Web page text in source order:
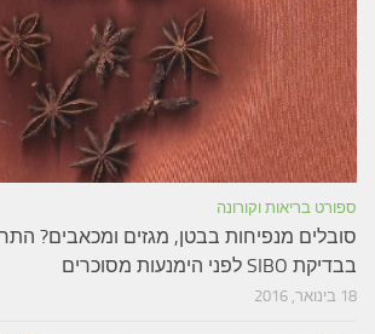
ספורט בריאות וקורונה
סובלים מנפיחות בבטן, מגזים ומכאבים?
בבדיקת SIBO לפני הימנעות מסוכרים
18 בינואר, 2016